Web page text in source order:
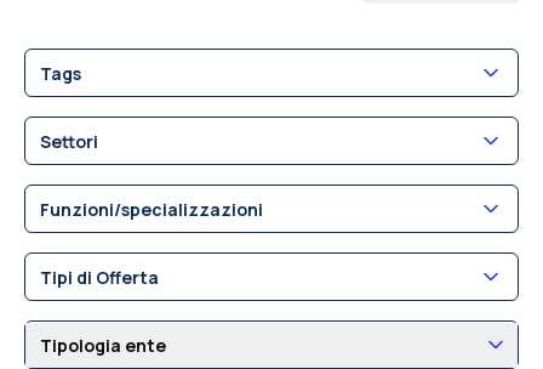
Tags
Settori
Funzioni/specializzazioni
Tipi di Offerta
Tipologia ente